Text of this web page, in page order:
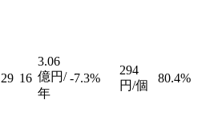
29 16
3.06
億円/
年
-7.3%
294
円/個
80.4%